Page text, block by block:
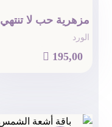
مزهرية حب لا تنتهي
الورد
 195,00